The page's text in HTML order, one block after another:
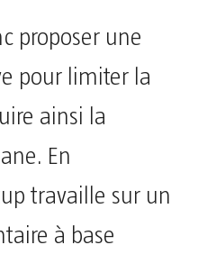
proposer une
pour limiter la
ainsi la
En
travaille sur un
à base